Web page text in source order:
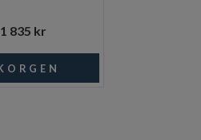
1 835 kr